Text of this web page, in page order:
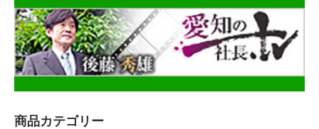
商品カテゴリー